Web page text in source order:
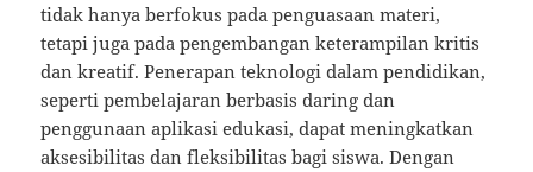
tidak hanya berfokus pada penguasaan materi,
tetapi juga pada pengembangan keterampilan kritis
dan kreatif. Penerapan teknologi dalam pendidikan,
seperti pembelajaran berbasis daring dan
penggunaan aplikasi edukasi, dapat meningkatkan
aksesibilitas dan fleksibilitas bagi siswa. Dengan